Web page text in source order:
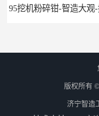
95挖机粉碎钳-智造大观-挖掘机钢筋分离钳
版权所有
济宁智造